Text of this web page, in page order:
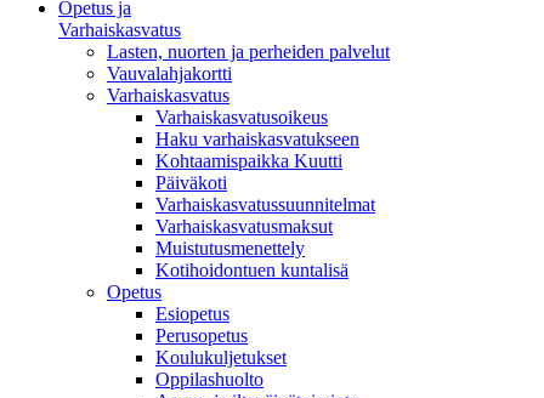
Opetus ja
Varhaiskasvatus
Lasten, nuorten ja perheiden palvelut
Vauvalahjakortti
Varhaiskasvatus
Varhaiskasvatusoikeus
Haku varhaiskasvatukseen
Kohtaamispaikka Kuutti
Päiväkoti
Varhaiskasvatussuunnitelmat
Varhaiskasvatusmaksut
Muistutusmenettely
Kotihoidontuen kuntalisä
Opetus
Esiopetus
Perusopetus
Koulukuljetukset
Oppilashuolto